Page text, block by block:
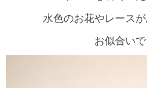
水色のお花やレース
お似合い